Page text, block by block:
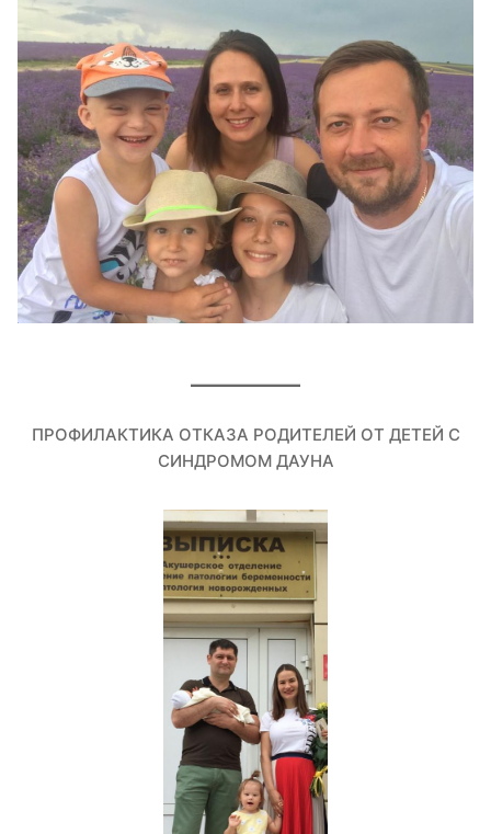
ПРОФИЛАКТИКА ОТКАЗА РОДИТЕЛЕЙ ОТ ДЕТЕЙ С
СИНДРОМОМ ДАУНА